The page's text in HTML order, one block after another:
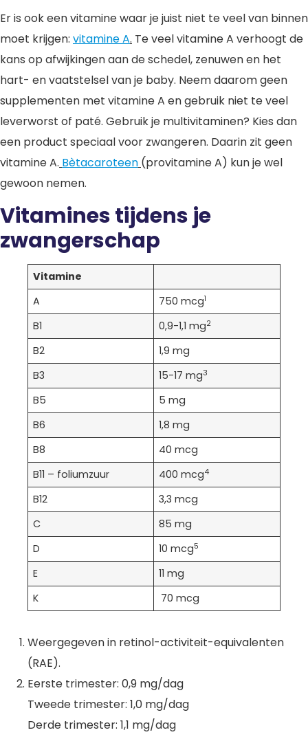
Er is ook een vitamine waar je juist niet te veel van binnen
moet krijgen: vitamine A. Te veel vitamine A verhoogt de
kans op afwijkingen aan de schedel, zenuwen en het
hart- en vaatstelsel van je baby. Neem daarom geen
supplementen met vitamine A en gebruik niet te veel
leverworst of paté. Gebruik je multivitaminen? Kies dan
een product speciaal voor zwangeren. Daarin zit geen
vitamine A. Bètacaroteen (provitamine A) kun je wel
gewoon nemen.
Vitamines tijdens je
zwangerschap
Vitamine
A
750 mcg1
B1 0,9-1,1 mg2
B2
1,9 mg
B3
15-17 mg3
B5
5 mg
B6
1,8 mg
B8
40 mcg
B11 – foliumzuur
400 mcg4
B12
3,3 mcg
C
85 mg
D
10 mcg5
E
11 mg
K
70 mcg
Weergegeven in retinol-activiteit-equivalenten
(RAE).
Eerste trimester: 0,9 mg/dag
Tweede trimester: 1,0 mg/dag
Derde trimester: 1,1 mg/dag